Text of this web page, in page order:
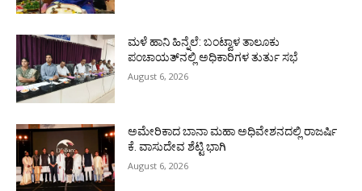
ಮಳೆ ಹಾನಿ ಹಿನ್ನೆಲೆ: ಬಂಟ್ವಾಳ ತಾಲೂಕು
ಪಂಚಾಯತ್‌ನಲ್ಲಿ ಅಧಿಕಾರಿಗಳ ತುರ್ತು ಸಭೆ
August 6, 2026
ಅಮೇರಿಕಾದ ಬಾನಾ ಮಹಾ ಅಧಿವೇಶನದಲ್ಲಿ ರಾಜರ್ಷಿ
ಕೆ. ವಾಸುದೇವ ಶೆಟ್ಟಿ ಭಾಗಿ
August 6, 2026